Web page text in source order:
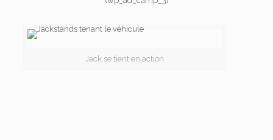
Jack se tient en action